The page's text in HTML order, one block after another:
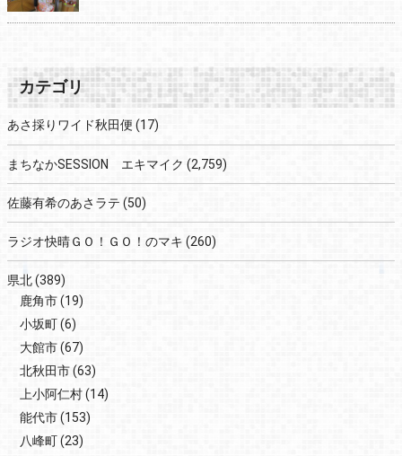
カテゴリ
あさ採りワイド秋田便 (17)
まちなかSESSION エキマイク (2,759)
佐藤有希のあさラテ (50)
ラジオ快晴ＧＯ！ＧＯ！のマキ (260)
県北(389)
鹿角市(19)
小坂町(6)
大館市(67)
北秋田市(63)
上小阿仁村(14)
能代市(153)
八峰町(23)